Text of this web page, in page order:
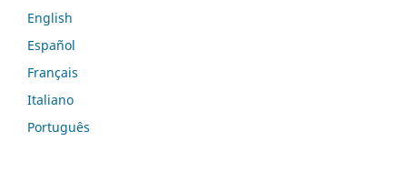
English
Español
Français
Italiano
Português